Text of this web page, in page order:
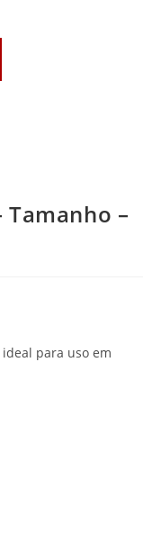
Tamanho –
ideal para uso em